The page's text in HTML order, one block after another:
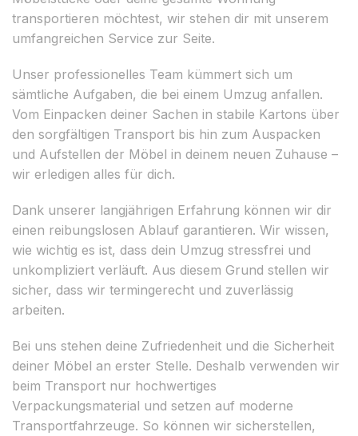
transportieren möchtest, wir stehen dir mit unserem
umfangreichen Service zur Seite.
Unser professionelles Team kümmert sich um
sämtliche Aufgaben, die bei einem Umzug anfallen.
Vom Einpacken deiner Sachen in stabile Kartons über
den sorgfältigen Transport bis hin zum Auspacken
und Aufstellen der Möbel in deinem neuen Zuhause –
wir erledigen alles für dich.
Dank unserer langjährigen Erfahrung können wir dir
einen reibungslosen Ablauf garantieren. Wir wissen,
wie wichtig es ist, dass dein Umzug stressfrei und
unkompliziert verläuft. Aus diesem Grund stellen wir
sicher, dass wir termingerecht und zuverlässig
arbeiten.
Bei uns stehen deine Zufriedenheit und die Sicherheit
deiner Möbel an erster Stelle. Deshalb verwenden wir
beim Transport nur hochwertiges
Verpackungsmaterial und setzen auf moderne
Transportfahrzeuge. So können wir sicherstellen,